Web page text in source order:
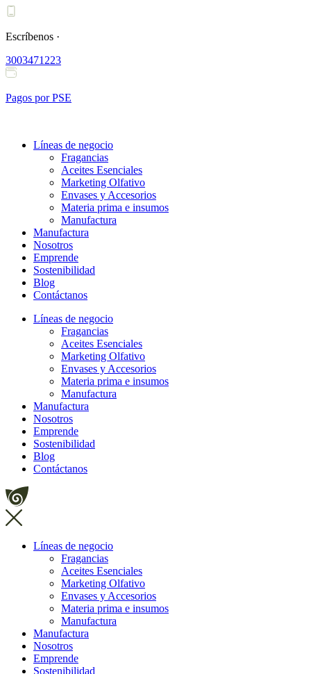
Ir
contenido
Escríbenos ·
3003471223
Pagos por PSE
Líneas de negocio
Fragancias
Aceites Esenciales
Marketing Olfativo
Envases y Accesorios
Materia prima e insumos
Manufactura
Manufactura
Nosotros
Emprende
Sostenibilidad
Blog
Contáctanos
Líneas de negocio
Fragancias
Aceites Esenciales
Marketing Olfativo
Envases y Accesorios
Materia prima e insumos
Manufactura
Manufactura
Nosotros
Emprende
Sostenibilidad
Blog
Contáctanos
Líneas de negocio
Fragancias
Aceites Esenciales
Marketing Olfativo
Envases y Accesorios
Materia prima e insumos
Manufactura
Manufactura
Nosotros
Emprende
Sostenibilidad